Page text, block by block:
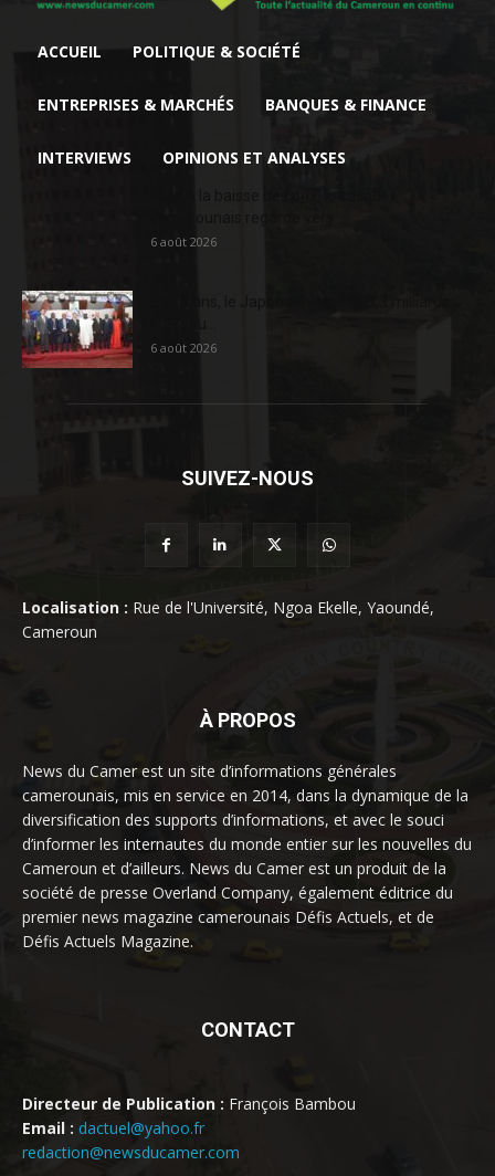
ACCUEIL POLITIQUE & SOCIÉTÉ
ENTREPRISES & MARCHÉS BANQUES & FINANCE
INTERVIEWS OPINIONS ET ANALYSES
6 août 2026
6 août 2026
SUIVEZ-NOUS
Localisation : Rue de l'Université, Ngoa Ekelle, Yaoundé,
Cameroun
À PROPOS
News du Camer est un site d’informations générales
camerounais, mis en service en 2014, dans la dynamique de la
diversification des supports d’informations, et avec le souci
d’informer les internautes du monde entier sur les nouvelles du
Cameroun et d’ailleurs. News du Camer est un produit de la
société de presse Overland Company, également éditrice du
premier news magazine camerounais Défis Actuels, et de
Défis Actuels Magazine.
CONTACT
Directeur de Publication : François Bambou
Email : dactuel@yahoo.fr
redaction@newsducamer.com